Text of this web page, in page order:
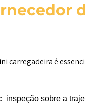
carregadeira é
inspeção sobre a